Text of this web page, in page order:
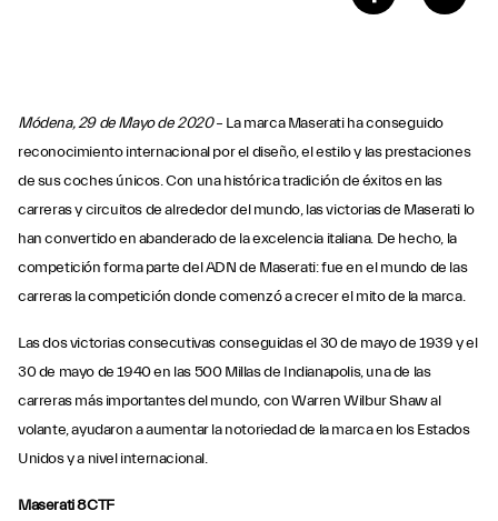
Módena, 29 de Mayo de 2020– La marca Maserati ha conseguido
reconocimiento internacional por el diseño, el estilo y las prestaciones
de sus coches únicos. Con una histórica tradición de éxitos en las
carreras y circuitos de alrededor del mundo, las victorias de Maserati lo
han convertido en abanderado de la excelencia italiana. De hecho, la
competición forma parte del ADN de Maserati: fue en el mundo de las
carreras la competición donde comenzó a crecer el mito de la marca.
Las dos victorias consecutivas conseguidas el 30 de mayo de 1939 y el
30 de mayo de 1940 en las 500 Millas de Indianapolis, una de las
carreras más importantes del mundo, con Warren Wilbur Shaw al
volante, ayudaron a aumentar la notoriedad de la marca en los Estados
Unidos y a nivel internacional.
Maserati 8CTF